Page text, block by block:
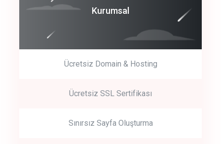
Get Started
Start by trying our service for 30 days free trial no credit card
Kurumsal
Ücretsiz Domain & Hosting
Ücretsiz SSL Sertifikası
Sınırsız Sayfa Oluşturma
Coroprate